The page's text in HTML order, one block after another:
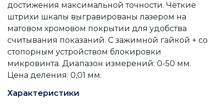
достижения максимальной точности. Чёткие
штрихи шкалы выгравированы лазером на
матовом хромовом покрытии для удобства
считывания показаний. С зажимной гайкой + со
стопорным устройством блокировки
микровинта. Диапазон измерений: 0-50 мм.
Цена деления: 0,01 мм.
Характеристики